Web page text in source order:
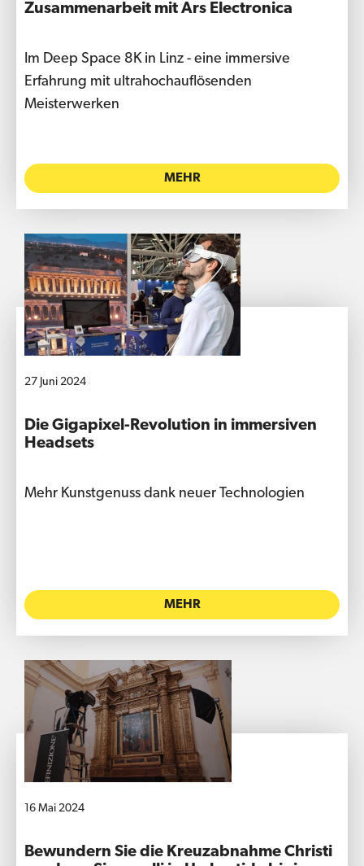
Zusammenarbeit mit Ars Electronica
Im Deep Space 8K in Linz - eine immersive
Erfahrung mit ultrahochauflösenden
Meisterwerken
MEHR
27 Juni 2024
Die Gigapixel-Revolution in immersiven
Headsets
Mehr Kunstgenuss dank neuer Technologien
MEHR
16 Mai 2024
Bewundern Sie die Kreuzabnahme Christi